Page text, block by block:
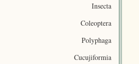
Insecta
Coleoptera
Polyphaga
Cucujiformia